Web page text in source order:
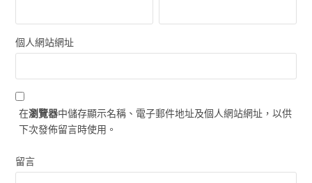
個人網站網址
在瀏覽器中儲存顯示名稱、電子郵件地址及個人網站網址，以供
下次發佈留言時使用。
留言